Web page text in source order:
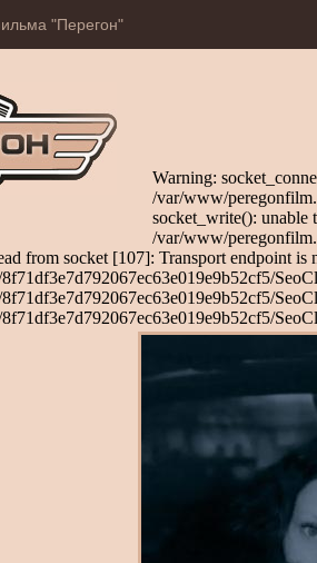
"Перегон"
Warning:
/var/www/
socket_write(): unable
/var/www/
from socket [107]: Transport endpoint is